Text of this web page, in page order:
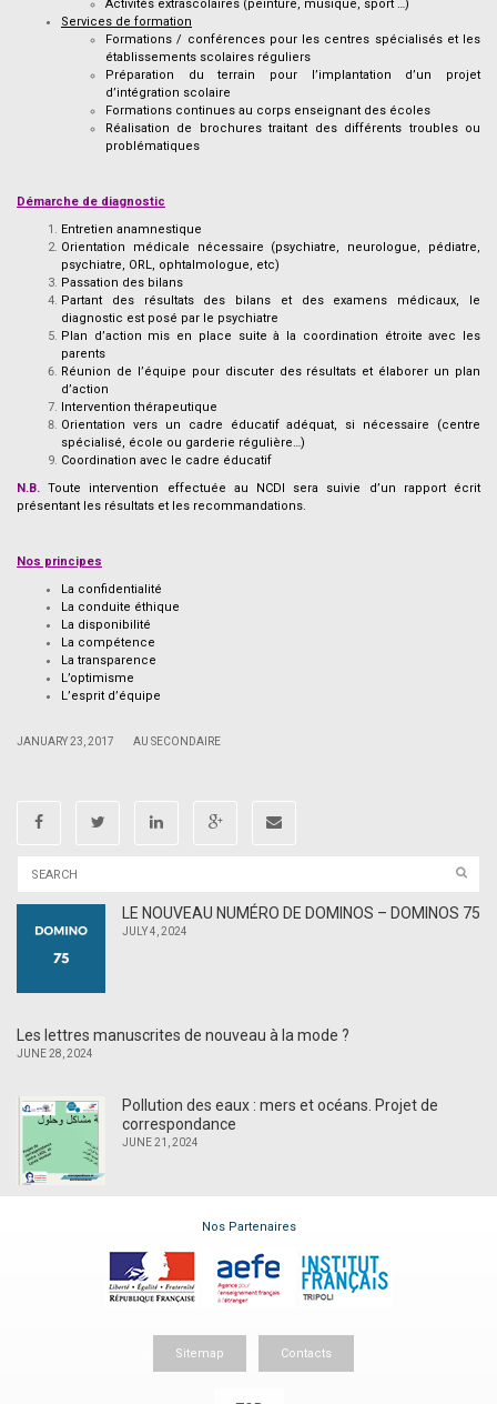
Activités extrascolaires (peinture, musique, sport …)
Services de formation
Formations / conférences pour les centres spécialisés et les
établissements scolaires réguliers
Préparation du terrain pour l’implantation d’un projet
d’intégration scolaire
Formations continues au corps enseignant des écoles
Réalisation de brochures traitant des différents troubles ou
problématiques
Démarche de diagnostic
Entretien anamnestique
Orientation médicale nécessaire (psychiatre, neurologue, pédiatre,
psychiatre, ORL, ophtalmologue, etc)
Passation des bilans
Partant des résultats des bilans et des examens médicaux, le
diagnostic est posé par le psychiatre
Plan d’action mis en place suite à la coordination étroite avec les
parents
Réunion de l’équipe pour discuter des résultats et élaborer un plan
d’action
Intervention thérapeutique
Orientation vers un cadre éducatif adéquat, si nécessaire (centre
spécialisé, école ou garderie régulière…)
Coordination avec le cadre éducatif
N.B.Toute intervention effectuée au NCDI sera suivie d’un rapport écrit
présentant les résultats et les recommandations.
Nos principes
La confidentialité
La conduite éthique
La disponibilité
La compétence
La transparence
L’optimisme
L’esprit d’équipe
JANUARY 23, 2017 AU SECONDAIRE
LE NOUVEAU NUMÉRO DE DOMINOS – DOMINOS 75
JULY 4, 2024
Les lettres manuscrites de nouveau à la mode ?
JUNE 28, 2024
Pollution des eaux : mers et océans. Projet de
correspondance
JUNE 21, 2024
Nos Partenaires
Sitemap Contacts